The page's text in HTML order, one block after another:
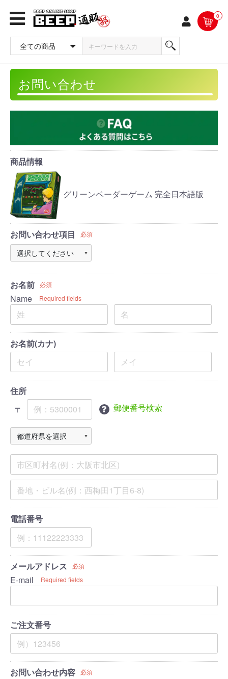
0
お問い合わせ
商品情報
グリーンベーダーゲーム 完全日本語版
お問い合わせ項目 必須
お名前 必須
Name Required fields
お名前(カナ)
住所
〒
郵便番号検索
電話番号
メールアドレス 必須
E-mail Required fields
ご注文番号
お問い合わせ内容 必須